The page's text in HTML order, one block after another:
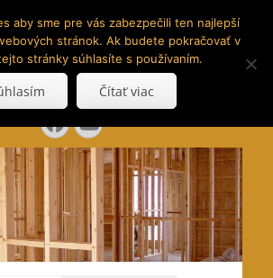
…kus prírody priamo k Vám
Facebook
YouTube
aby sme pre vás zabezpečili ten najlepší
stránok. Ak budete pokračovať v
stránky súhlasíte s používaním.
Čítať viac